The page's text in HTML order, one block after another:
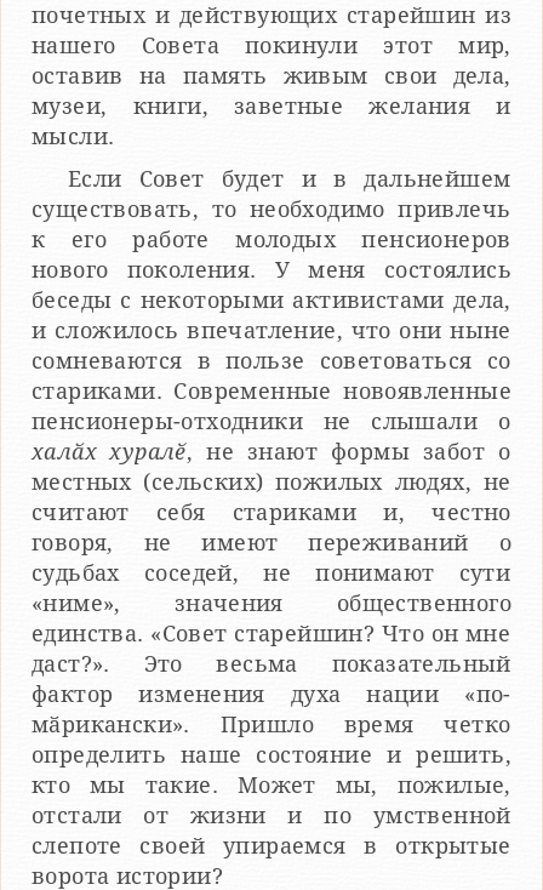
почетных и действующих старейшин из
нашего Совета покинули этот мир,
оставив на память живым свои дела,
музеи, книги, заветные желания и
мысли.
Если Совет будет и в дальнейшем
существовать, то необходимо привлечь
к его работе молодых пенсионеров
нового поколения. У меня состоялись
беседы с некоторыми активистами дела,
и сложилось впечатление, что они ныне
сомневаются в пользе советоваться со
стариками. Современные новоявленные
пенсионеры-отходники не слышали о
халӑх хуралӗ, не знают формы забот о
местных (сельских) пожилых людях, не
считают себя стариками и, честно
говоря, не имеют переживаний о
судьбах соседей, не понимают сути
«ниме», значения общественного
единства. «Совет старейшин? Что он мне
даст?». Это весьма показательный
фактор изменения духа нации «по-
мӑрикански». Пришло время четко
определить наше состояние и решить,
кто мы такие. Может мы, пожилые,
отстали от жизни и по умственной
слепоте своей упираемся в открытые
ворота истории?